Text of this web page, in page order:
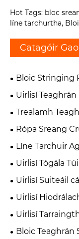
Hot Tags: bloc
líne tarchurtha,
Catagóir
Bloic Stringing
Uirlisí
Trealamh
Rópa Sreang
Líne Tarchuir
Uirlisí Tógála
Uirlisí Suiteáil
Uirlisí
Uirlisí
Bloic Teaghrán